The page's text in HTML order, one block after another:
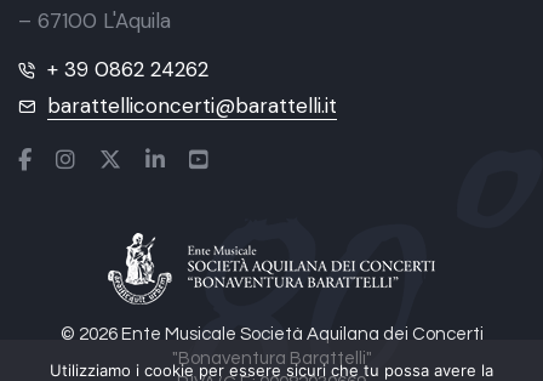
© 2026 Ente Musicale Società Aquilana dei Concerti
"Bonaventura Barattelli"
– 67100 L'Aquila
+ 39 0862 24262
barattelliconcerti@barattelli.it
Utilizziamo i cookie per essere sicuri che tu possa avere la